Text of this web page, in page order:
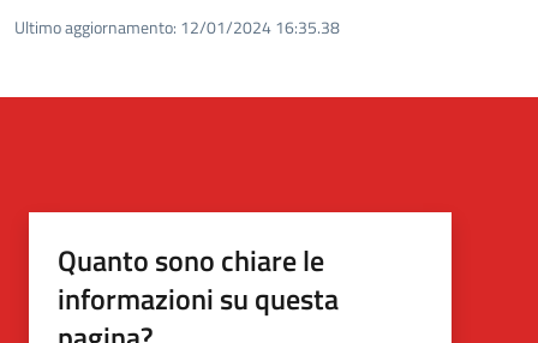
Ultimo aggiornamento: 12/01/2024 16:35.38
Quanto sono chiare le
informazioni su questa